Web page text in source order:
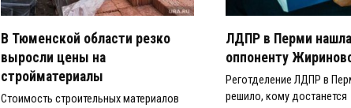
В Тюменской области резко
выросли цены на
стройматериалы
Стоимость строительных материалов
ЛДПР в Перми
оппоненту
Реготделение ЛДПР в
решило, кому достанется